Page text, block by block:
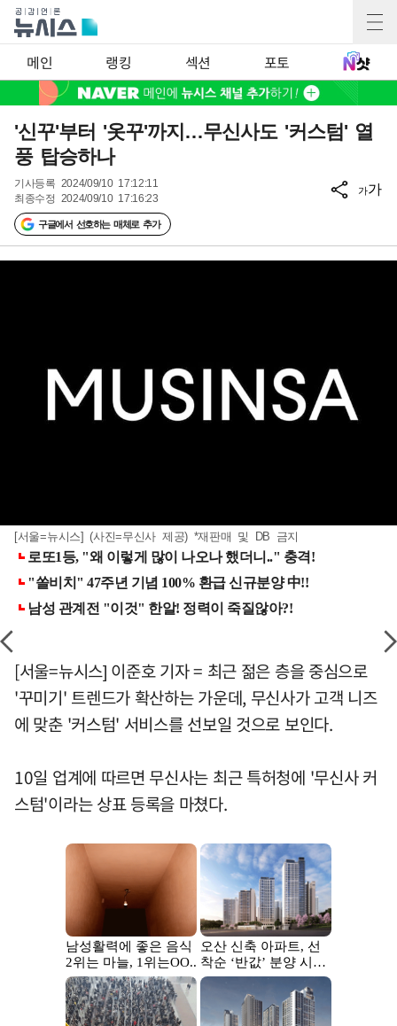
메인 랭킹 섹션 포토
'신꾸'부터 '옷꾸'까지…무신사도 '커스텀' 열
풍 탑승하나
기사등록 2024/09/10 17:12:11
최종수정 2024/09/10 17:16:23
구글에서 선호하는 매체로 추가
가가
[서울=뉴시스] (사진=무신사 제공) *재판매 및 DB 금지
[서울=뉴시스] 이준호 기자 = 최근 젊은 층을 중심으로
'꾸미기' 트렌드가 확산하는 가운데, 무신사가 고객 니즈
에 맞춘 '커스텀' 서비스를 선보일 것으로 보인다.
10일 업계에 따르면 무신사는 최근 특허청에 '무신사 커
스텀'이라는 상표 등록을 마쳤다.